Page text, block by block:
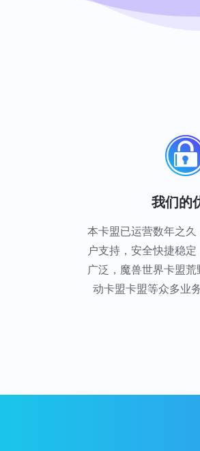
我们的
本卡盟已运营数年之
户支持，安全快捷稳
广泛，魔兽世界卡盟
动卡盟卡盟等众多业